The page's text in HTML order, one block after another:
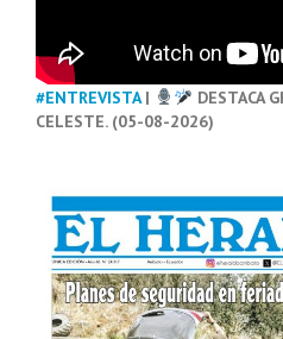
#ENTREVISTA|
DESTACA
CELESTE. (05-08-2026)